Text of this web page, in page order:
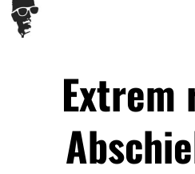
Extrem